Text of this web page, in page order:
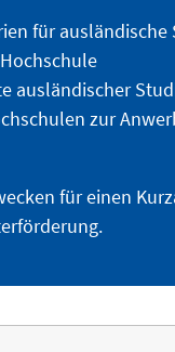
für ausländische
ausländischer
zur
für einen